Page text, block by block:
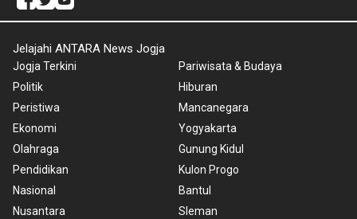
Jelajahi ANTARA News Jogja
Jogja Terkini
Politik
Peristiwa
Ekonomi
Olahraga
Pendidikan
Nasional
Nusantara
Pariwisata & Budaya
Hiburan
Mancanegara
Yogyakarta
Gunung Kidul
Kulon Progo
Bantul
Sleman